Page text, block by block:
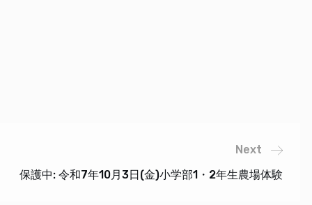
Next
保護中: 令和7年10月3日(金)小学部1・2年生農場体験